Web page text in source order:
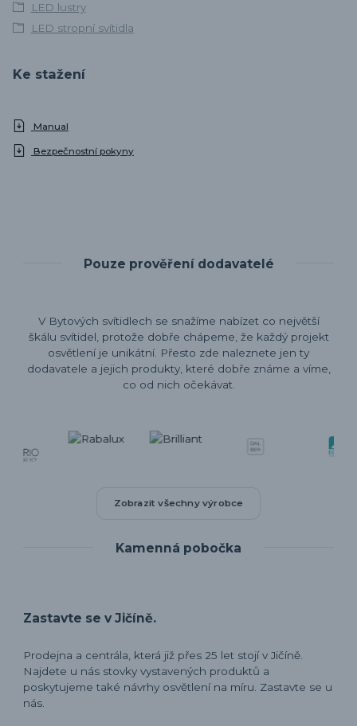
LED lustry
LED stropní svítidla
Ke stažení
Manual
Bezpečnostní pokyny
Pouze prověření dodavatelé
V Bytových svítidlech se snažíme nabízet co největší
škálu svítidel, protože dobře chápeme, že každý projekt
osvětlení je unikátní. Přesto zde naleznete jen ty
dodavatele a jejich produkty, které dobře známe a víme,
co od nich očekávat.
Zobrazit všechny výrobce
Kamenná pobočka
Zastavte se v Jičíně.
Prodejna a centrála, která již přes 25 let stojí v Jičíně.
Najdete u nás stovky vystavených produktů a
poskytujeme také návrhy osvětlení na míru. Zastavte se u
nás.